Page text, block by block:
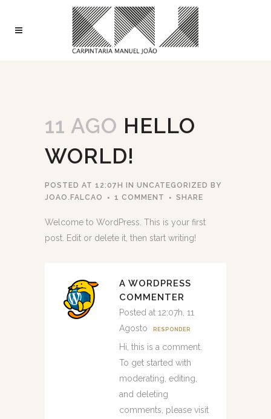
11 AGO HELLO
WORLD!
POSTED AT 12:07H IN UNCATEGORIZED BY
JOAO.FALCAO
1 COMMENT SHARE
Welcome to WordPress. This is your first
post. Edit or delete it, then start writing!
A WORDPRESS
COMMENTER
Posted at 12:07h, 11
Agosto
RESPONDER
Hi, this is a comment.
To get started with
moderating, editing,
and deleting
comments, please visit